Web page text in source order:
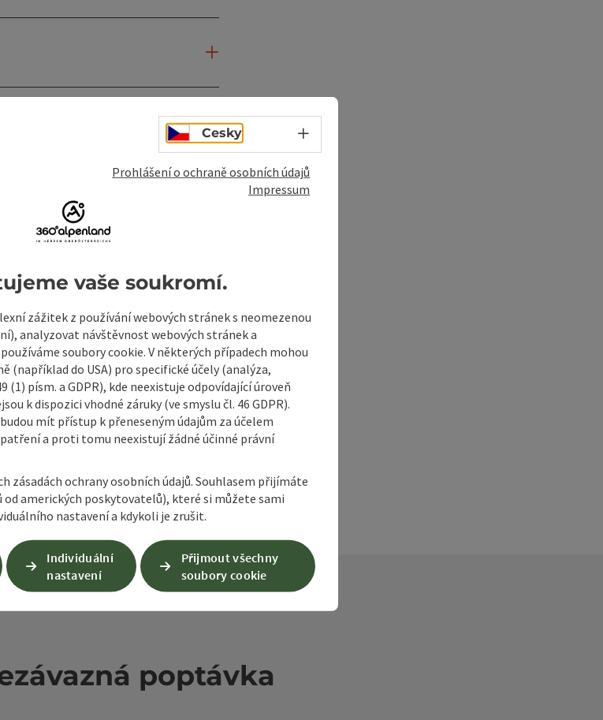
Vytisknout příspěvek V okolí
poptávka
Cesky Volba jazyka - Otevřít menu
Prohlášení o ochraně osobních údajů
Impressum
vaše soukromí.
zážitek z používání webových stránek s neomezenou
analyzovat návštěvnost webových stránek a
soubory cookie. V některých případech mohou
(například do USA) pro specifické účely (analýza,
písm. a GDPR), kde neexistuje odpovídající úroveň
k dispozici vhodné záruky (ve smyslu čl. 46 GDPR).
mít přístup k přeneseným údajům za účelem
a proti tomu neexistují žádné účinné právní
zásadách ochrany osobních údajů. Souhlasem přijímáte
amerických poskytovatelů), které si můžete sami
nastavení a kdykoli je zrušit.
Individuální
nastavení
Přijmout všechny
soubory cookie